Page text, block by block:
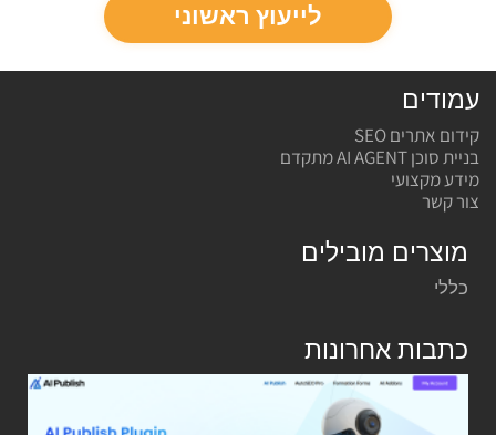
לייעוץ ראשוני
עמודים
קידום אתרים SEO
בניית סוכן AI AGENT מתקדם
מידע מקצועי
צור קשר
מוצרים מובילים
כללי
כתבות אחרונות